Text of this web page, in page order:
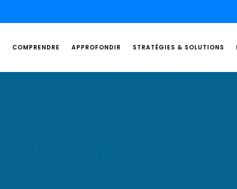
COMPRENDRE APPROFONDIR STRATÉGIES & SOLUTIONS